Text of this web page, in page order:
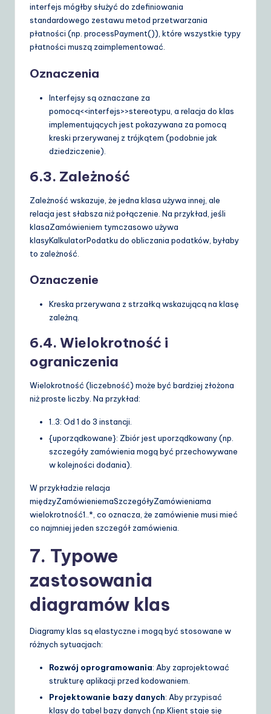
interfejs mógłby służyć do zdefiniowania
standardowego zestawu metod przetwarzania
płatności (np. processPayment()), które wszystkie typy
płatności muszą zaimplementować.
Oznaczenia
Interfejsy są oznaczane za
pomocą<<interfejs>>stereotypu, a relacja do klas
implementujących jest pokazywana za pomocą
kreski przerywanej z trójkątem (podobnie jak
dziedziczenie).
6.3. Zależność
Zależność wskazuje, że jedna klasa używa innej, ale
relacja jest słabsza niż połączenie. Na przykład, jeśli
klasaZamówieniem tymczasowo używa
klasyKalkulatorPodatku do obliczania podatków, byłaby
to zależność.
Oznaczenie
Kreska przerywana z strzałką wskazującą na klasę
zależną.
6.4. Wielokrotność i
ograniczenia
Wielokrotność (liczebność) może być bardziej złożona
niż proste liczby. Na przykład:
1..3: Od 1 do 3 instancji.
{uporządkowane}: Zbiór jest uporządkowany (np.
szczegóły zamówienia mogą być przechowywane
w kolejności dodania).
W przykładzie relacja
międzyZamówieniemaSzczegółyZamówieniama
wielokrotność1..* , co oznacza, że zamówienie musi mieć
co najmniej jeden szczegół zamówienia.
7. Typowe
zastosowania
diagramów klas
Diagramy klas są elastyczne i mogą być stosowane w
różnych sytuacjach:
Rozwój oprogramowania: Aby zaprojektować
strukturę aplikacji przed kodowaniem.
Projektowanie bazy danych: Aby przypisać
klasy do tabel bazy danych (np. Klient staje się